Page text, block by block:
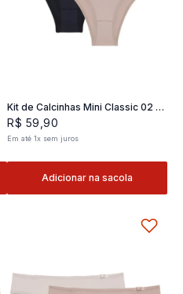
Kit de Calcinhas Mini Classic 02 -
2 und
R$ 59 ,90
Em até 1x sem juros
Adicionar na sacola